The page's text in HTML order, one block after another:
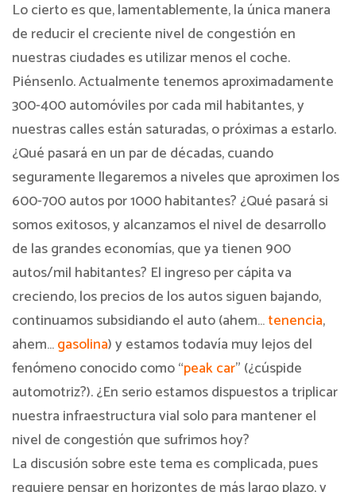
Lo cierto es que, lamentablemente, la única manera
de reducir el creciente nivel de congestión en
nuestras ciudades es utilizar menos el coche.
Piénsenlo. Actualmente tenemos aproximadamente
300-400 automóviles por cada mil habitantes, y
nuestras calles están saturadas, o próximas a estarlo.
¿Qué pasará en un par de décadas, cuando
seguramente llegaremos a niveles que aproximen los
600-700 autos por 1000 habitantes? ¿Qué pasará si
somos exitosos, y alcanzamos el nivel de desarrollo
de las grandes economías, que ya tienen 900
autos/mil habitantes? El ingreso per cápita va
creciendo, los precios de los autos siguen bajando,
continuamos subsidiando el auto (ahem…tenencia,
ahem…gasolina) y estamos todavía muy lejos del
fenómeno conocido como “peak car” (¿cúspide
automotriz?). ¿En serio estamos dispuestos a triplicar
nuestra infraestructura vial solo para mantener el
nivel de congestión que sufrimos hoy?
La discusión sobre este tema es complicada, pues